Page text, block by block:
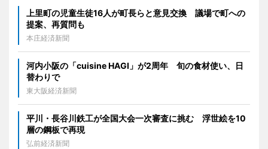
上里町の児童生徒16人が町長らと意見交換 議場で町への
提案、再質問も
本庄経済新聞
河内小阪の「cuisine HAGI」が2周年 旬の食材使い、日
替わりで
東大阪経済新聞
平川・長谷川鉄工が全国大会一次審査に挑む 浮世絵を10
層の鋼板で再現
弘前経済新聞